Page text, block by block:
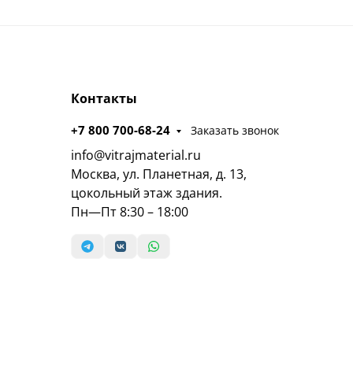
Контакты
+7 800 700-68-24 Заказать звонок
info@vitrajmaterial.ru
Москва, ул. Планетная, д. 13,
цокольный этаж здания.
Пн—Пт 8:30 – 18:00